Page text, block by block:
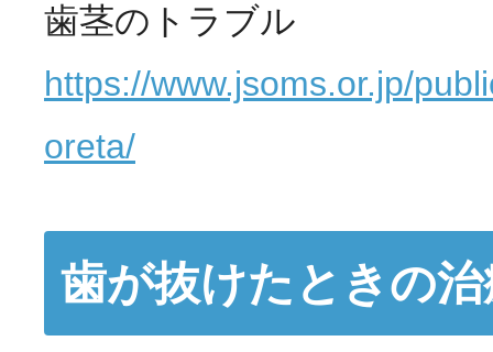
歯茎のトラブル
https://www.jsoms.or.jp/
oreta/
歯が抜けたときの